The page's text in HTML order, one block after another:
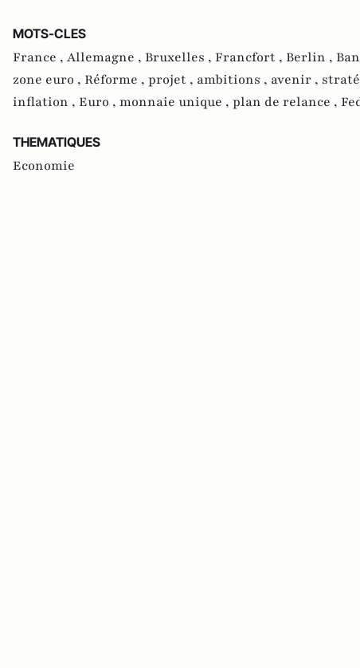
MOTS-CLES
France , Allemagne , Bruxelles , Francfort , Berlin ,
zone euro , Réforme , projet , ambitions , avenir ,
inflation , Euro , monnaie unique , plan de relance ,
THEMATIQUES
Economie